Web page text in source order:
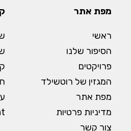
מפת אתר
ראשי
הסיפור שלנו
פרויקטים
המגזין של רוטשילד
מפת אתר
מדיניות פרטיות
צור קשר